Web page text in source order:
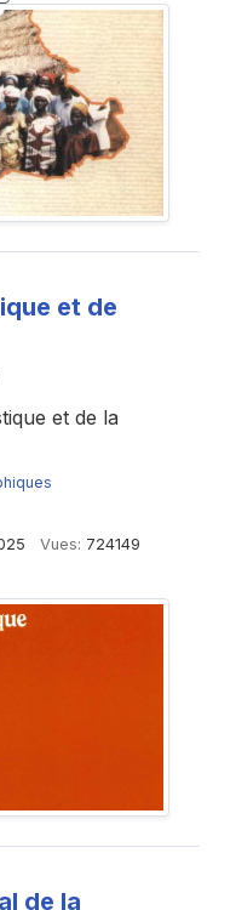
et de
et de la
Vues: 724149
de la